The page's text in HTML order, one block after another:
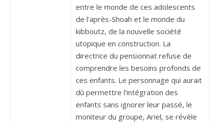
entre le monde de ces adolescents
de l’après-Shoah et le monde du
kibboutz, de la nouvelle société
utopique en construction. La
directrice du pensionnat refuse de
comprendre les besoins profonds de
ces enfants. Le personnage qui aurait
dû permettre l’intégration des
enfants sans ignorer leur passé, le
moniteur du groupe, Ariel, se révèle